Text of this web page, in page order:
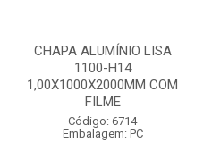
CHAPA ALUMÍNIO LISA
1100-H14
1,00X1000X2000MM COM
FILME
Código: 6714
Embalagem: PC